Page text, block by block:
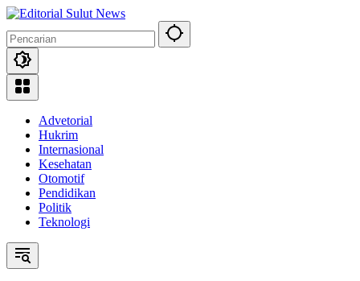
Langsung
konten
Advetorial
Hukrim
Internasional
Kesehatan
Otomotif
Pendidikan
Politik
Teknologi